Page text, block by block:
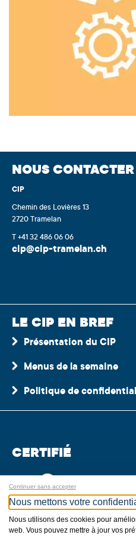
NOUS CONTACTER
CIP
Chemin des Lovières 13
2720 Tramelan
T +41 32 486 06 06
cip@cip-tramelan.ch
LE CIP EN BREF
Présentation du CIP
Menus de la semaine
Politique de
CERTIFIÉ
Continuer sans accepter
Nous mettons votre
Nous utilisons des cookies pour
web. Vous pouvez mettre à jour vos